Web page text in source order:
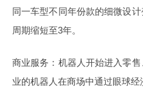
同一车型不同年份款的细微设
周期缩短至3年。
商业服务：机器人开始进入零
业的机器人在商场中通过眼球